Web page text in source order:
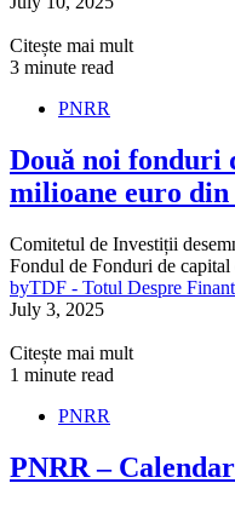
Citește mai mult
3 minute read
PNRR
Două noi fonduri
milioane euro din
Comitetul de Investiții
Fondul de Fonduri de
byTDF - Totul Despre
July 3, 2025
Citește mai mult
1 minute read
PNRR
PNRR –